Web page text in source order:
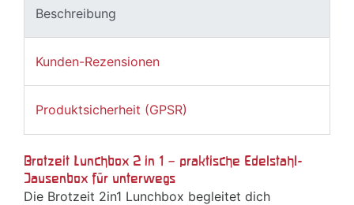
Beschreibung
Kunden-Rezensionen
Produktsicherheit (GPSR)
Brotzeit Lunchbox 2 in 1 – praktische Edelstahl-
Jausenbox für unterwegs
Die Brotzeit 2in1 Lunchbox begleitet dich